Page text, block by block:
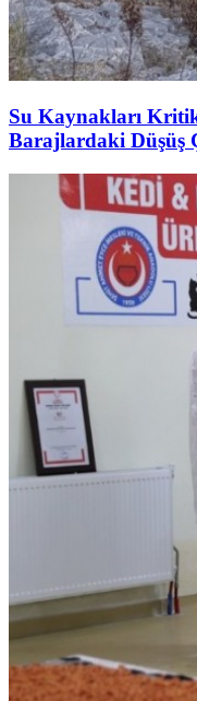
Su Kaynakları
Barajlardaki Düşüş